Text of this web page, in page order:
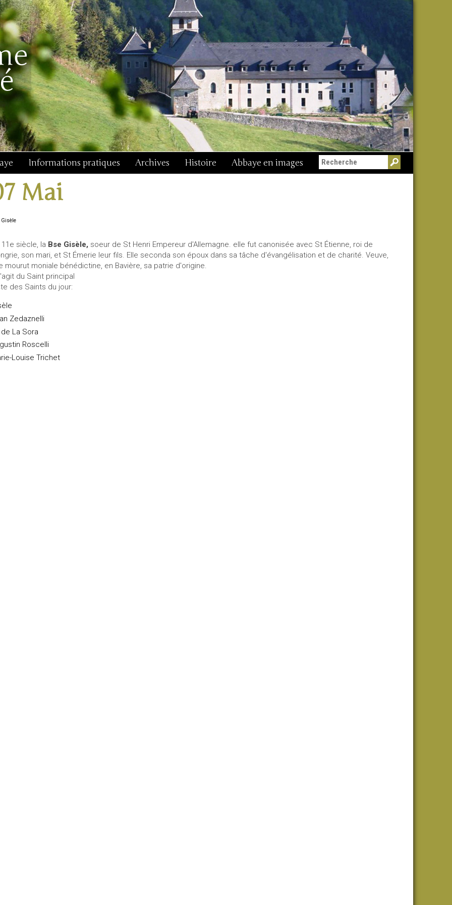
Informations pratiques Archives Histoire Abbaye en images
Mai
Gisèle
11e siècle, la Bse Gisèle, soeur de St Henri Empereur d'Allemagne. elle fut canonisée avec St Étienne, roi de
son mari, et St Émerie leur fils. Elle seconda son époux dans sa tâche d'évangélisation et de charité. Veuve,
mourut moniale bénédictine, en Bavière, sa patrie d'origine.
du Saint principal
des Saints du jour:
Zedaznelli
de La Sora
Roscelli
Louise Trichet